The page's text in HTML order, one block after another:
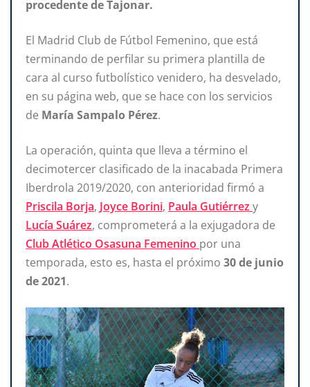
procedente de Tajonar.
El Madrid Club de Fútbol Femenino, que está
terminando de perfilar su primera plantilla de
cara al curso futbolístico venidero, ha desvelado,
en su página web, que se hace con los servicios
de María Sampalo Pérez.
La operación, quinta que lleva a término el
decimotercer clasificado de la inacabada Primera
Iberdrola 2019/2020, con anterioridad firmó a
Priscila Borja, Joyce Borini, Paula Gutiérrez y
Lucía Suárez, comprometerá a la exjugadora de
Club Atlético Osasuna Femenino por una
temporada, esto es, hasta el próximo 30 de junio
de 2021.